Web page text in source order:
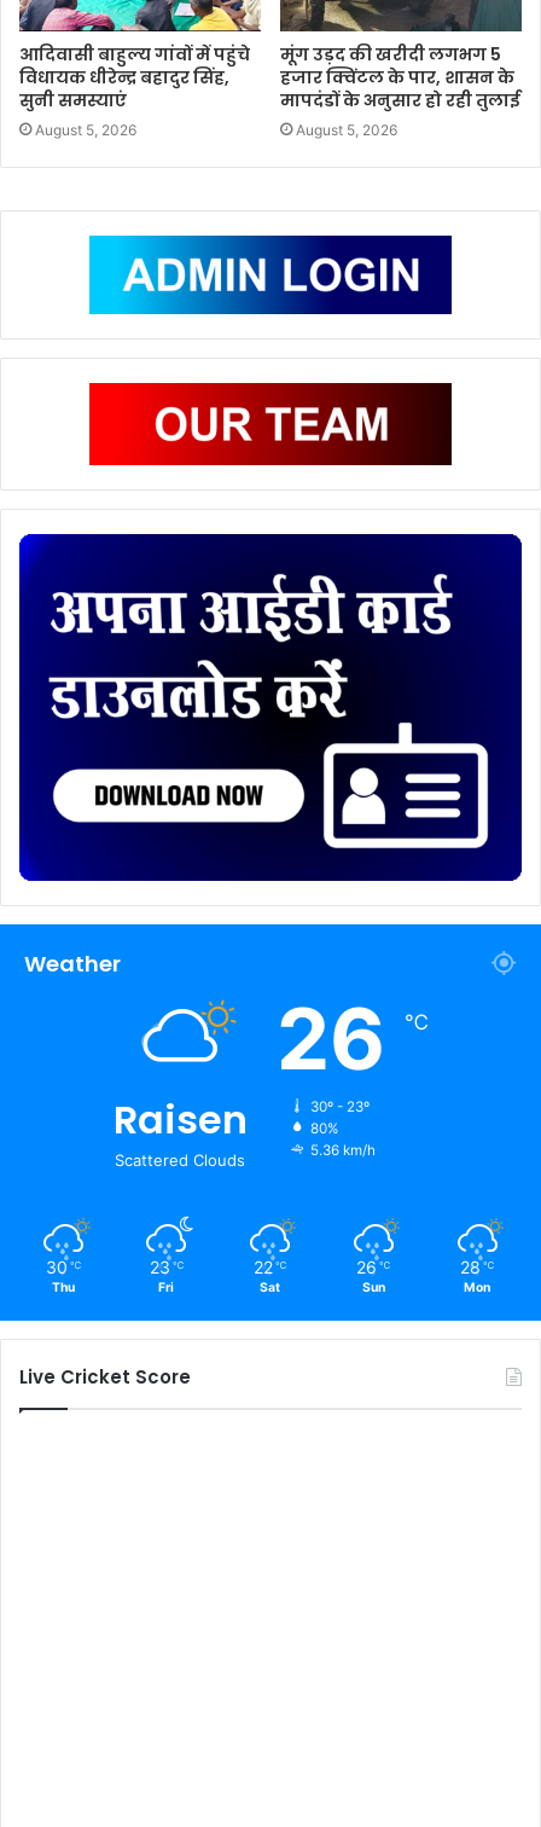
आदिवासी बाहुल्य गांवों में पहुंचे
विधायक धीरेन्द्र बहादुर सिंह,
सुनी समस्याएं
August 5, 2026
मूंग उड़द की खरीदी लगभग 5
हजार क्विंटल के पार, शासन के
मापदंडों के अनुसार हो रही तुलाई
August 5, 2026
Weather
Raisen
Scattered Clouds
26 ℃
30º - 23º
80%
5.36 km/h
30 ℃
Thu
23 ℃
Fri
22 ℃
Sat
26 ℃
Sun
28 ℃
Mon
Live Cricket Score